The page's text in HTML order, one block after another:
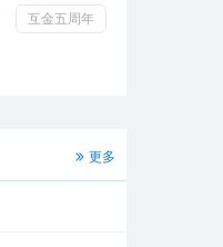
互金五周年
更多